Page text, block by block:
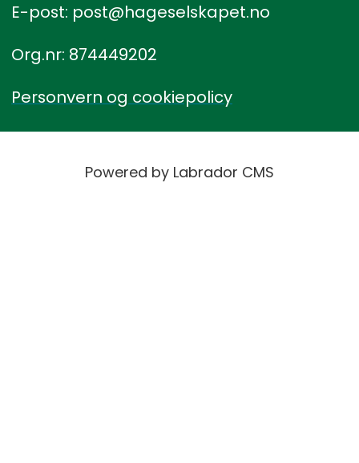
E-post: post@hageselskapet.no
Org.nr: 874449202
Personvern og cookiepolicy
Powered by Labrador CMS